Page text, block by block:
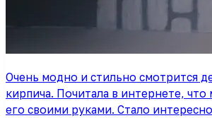
Очень модно и стильно смотрится
кирпича. Почитала в интернете,
его своими руками. Стало